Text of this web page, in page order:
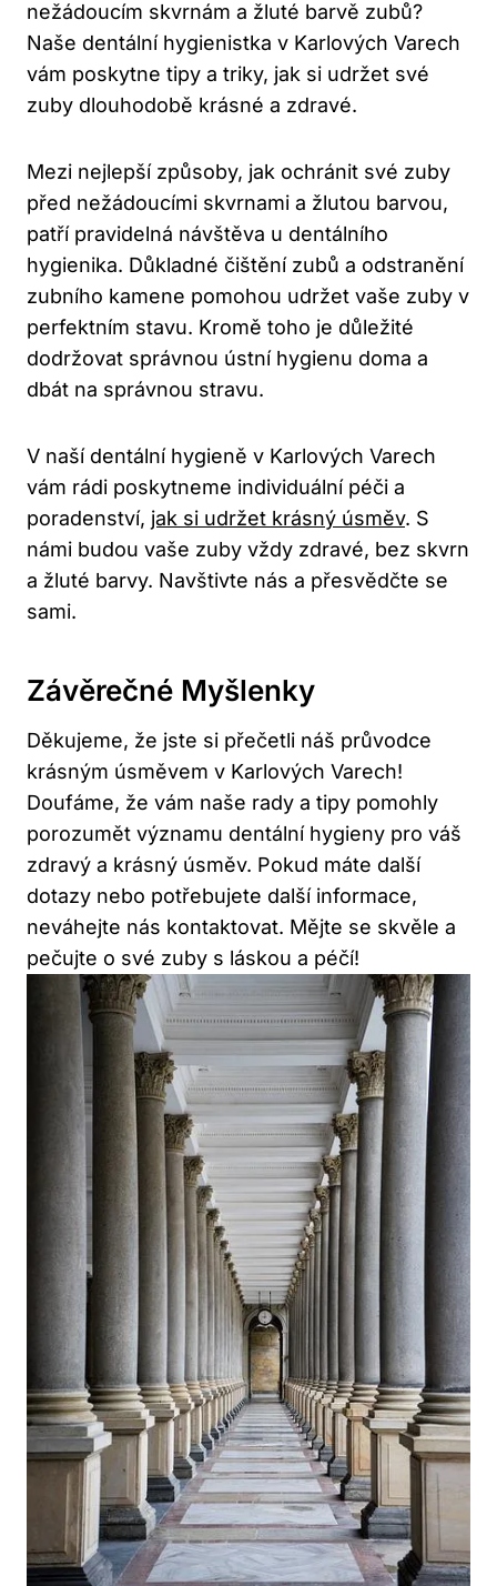
nežádoucím skvrnám a žluté barvě zubů?
Naše dentální hygienistka v Karlových Varech
vám poskytne tipy a triky, jak si udržet své
zuby dlouhodobě krásné a zdravé.
Mezi nejlepší způsoby, jak ochránit své zuby
před nežádoucími skvrnami a žlutou barvou,
patří pravidelná návštěva u dentálního
hygienika. Důkladné čištění zubů a odstranění
zubního kamene pomohou udržet vaše zuby v
perfektním stavu. Kromě toho je důležité
dodržovat správnou ústní hygienu doma a
dbát na správnou stravu.
V naší dentální hygieně v Karlových Varech
vám rádi poskytneme individuální péči a
poradenství, jak si udržet krásný úsměv. S
námi budou vaše zuby vždy zdravé, bez skvrn
a žluté barvy. Navštivte nás a přesvědčte se
sami.
Závěrečné Myšlenky
Děkujeme, že jste si přečetli náš průvodce
krásným úsměvem v Karlových Varech!
Doufáme, že vám naše rady a tipy pomohly
porozumět významu dentální hygieny pro váš
zdravý a krásný úsměv. Pokud máte další
dotazy nebo potřebujete další informace,
neváhejte nás kontaktovat. Mějte se skvěle a
pečujte o své zuby s láskou a péčí!